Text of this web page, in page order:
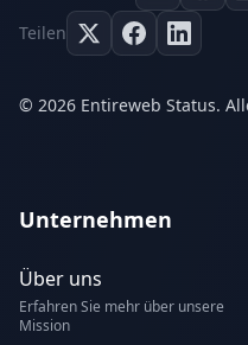
Teilen
© 2026 Entireweb Status.
Unternehmen
Über uns
Erfahren Sie mehr über unsere
Mission